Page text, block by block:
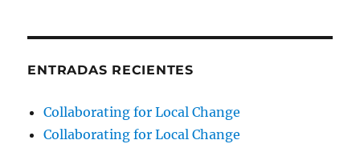
ENTRADAS RECIENTES
Collaborating for Local Change
Collaborating for Local Change